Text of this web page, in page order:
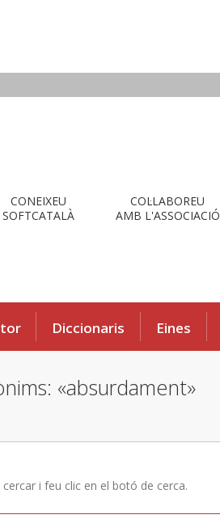
CONEIXEU
SOFTCATALÀ
COL·LABOREU
AMB L'ASSOCIACIÓ
Diccionaris Eines
«absurdament»
i feu clic en el botó de cerca.